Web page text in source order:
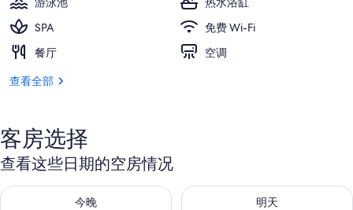
SPA
免费 Wi-Fi
餐厅
空调
查看全部
客房选择
查看这些日期的空房情况
今晚
查看今晚的空房情况：8月 8 - 8月 9
明天
查看明天的空房情况：8月 9 -